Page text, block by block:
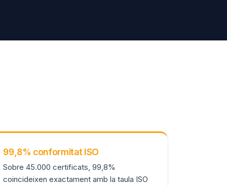
99,8% conformitat ISO
Sobre 45.000 certificats, 99,8%
coincideixen exactament amb la taula ISO